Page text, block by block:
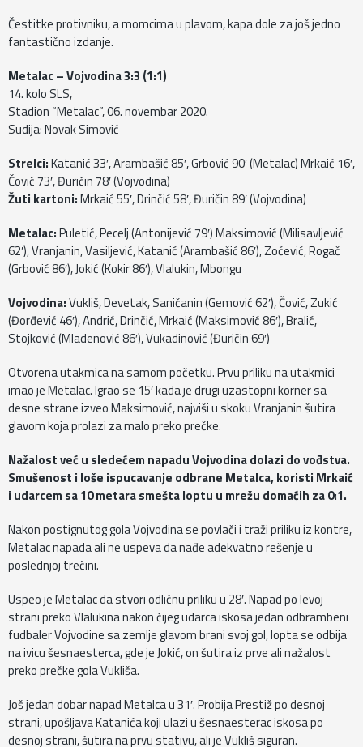
Čestitke protivniku, a momcima u plavom, kapa dole za još jedno
fantastično izdanje.
Metalac – Vojvodina 3:3 (1:1)
14. kolo SLS,
Stadion “Metalac”, 06. novembar 2020.
Sudija: Novak Simović
Strelci:Katanić 33′, Arambašić 85′, Grbović 90′ (Metalac) Mrkaić 16′,
Čović 73′, Đuričin 78′ (Vojvodina)
Žuti kartoni:Mrkaić 55′, Drinčić 58′, Đuričin 89′ (Vojvodina)
Metalac:Puletić, Pecelj (Antonijević 79′) Maksimović (Milisavljević
62′), Vranjanin, Vasiljević, Katanić (Arambašić 86′), Zoćević, Rogač
(Grbović 86′), Jokić (Kokir 86′), Vlalukin, Mbongu
Vojvodina:Vukliš, Devetak, Saničanin (Gemović 62′), Čović, Zukić
(Đorđević 46′), Andrić, Drinčić, Mrkaić (Maksimović 86′), Bralić,
Stojković (Mladenović 86′), Vukadinović (Đuričin 69′)
Otvorena utakmica na samom početku. Prvu priliku na utakmici
imao je Metalac. Igrao se 15′ kada je drugi uzastopni korner sa
desne strane izveo Maksimović, najviši u skoku Vranjanin šutira
glavom koja prolazi za malo preko prečke.
Nažalost već u sledećem napadu Vojvodina dolazi do vođstva.
Smušenost i loše ispucavanje odbrane Metalca, koristi Mrkaić
i udarcem sa 10 metara smešta loptu u mrežu domaćih za 0:1.
Nakon postignutog gola Vojvodina se povlači i traži priliku iz kontre,
Metalac napada ali ne uspeva da nađe adekvatno rešenje u
poslednjoj trećini.
Uspeo je Metalac da stvori odličnu priliku u 28′. Napad po levoj
strani preko Vlalukina nakon čijeg udarca iskosa jedan odbrambeni
fudbaler Vojvodine sa zemlje glavom brani svoj gol, lopta se odbija
na ivicu šesnaesterca, gde je Jokić, on šutira iz prve ali nažalost
preko prečke gola Vukliša.
Još jedan dobar napad Metalca u 31′. Probija Prestiž po desnoj
strani, upošljava Katanića koji ulazi u šesnaesterac iskosa po
desnoj strani, šutira na prvu stativu, ali je Vukliš siguran.